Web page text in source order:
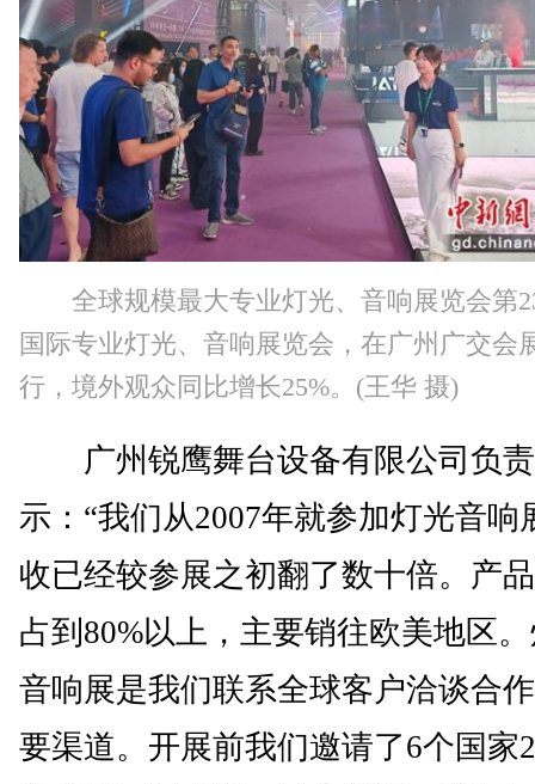
全球规模最大专业灯光、音响展览会第
国际专业灯光、音响展览会，在广州广交会
行，境外观众同比增长25%。(王华 摄)
广州锐鹰舞台设备有限公司负
示：“我们从2007年就参加灯光音响
收已经较参展之初翻了数十倍。产
占到80%以上，主要销往欧美地区
音响展是我们联系全球客户洽谈合
要渠道。开展前我们邀请了6个国家